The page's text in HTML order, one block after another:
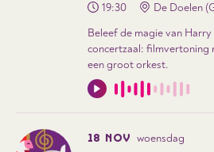
19:30
De Doelen
Beleef de magie van
concertzaal: filmvertoning
een groot orkest.
18 NOV woensdag